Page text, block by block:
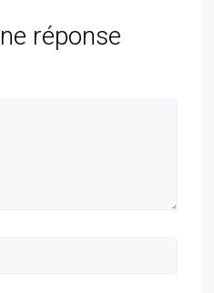
réponse